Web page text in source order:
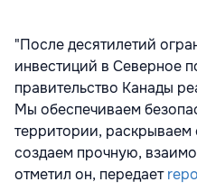
"После десятилетий
инвестиций в Северное
правительство Канады
Мы обеспечиваем
территории,
создаем прочную,
отметил он, передает